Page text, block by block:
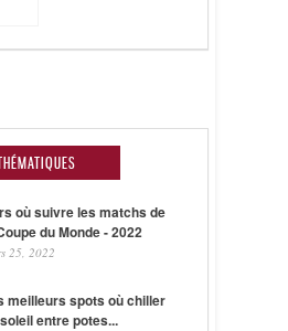
où suivre les matchs de
du Monde - 2022
25, 2022
meilleurs spots où chiller
entre potes...